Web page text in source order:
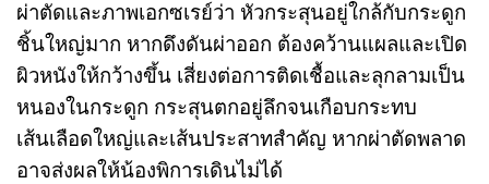
ผ่าตัดและภาพเอกซเรย์ว่า หัวกระสุนอยู่ใกล้กับกระดูก
ชิ้นใหญ่มาก หากดึงดันผ่าออก ต้องคว้านแผลและเปิด
ผิวหนังให้กว้างขึ้น เสี่ยงต่อการติดเชื้อและลุกลามเป็น
หนองในกระดูก กระสุนตกอยู่ลึกจนเกือบกระทบ
เส้นเลือดใหญ่และเส้นประสาทสำคัญ หากผ่าตัดพลาด
อาจส่งผลให้น้องพิการเดินไม่ได้